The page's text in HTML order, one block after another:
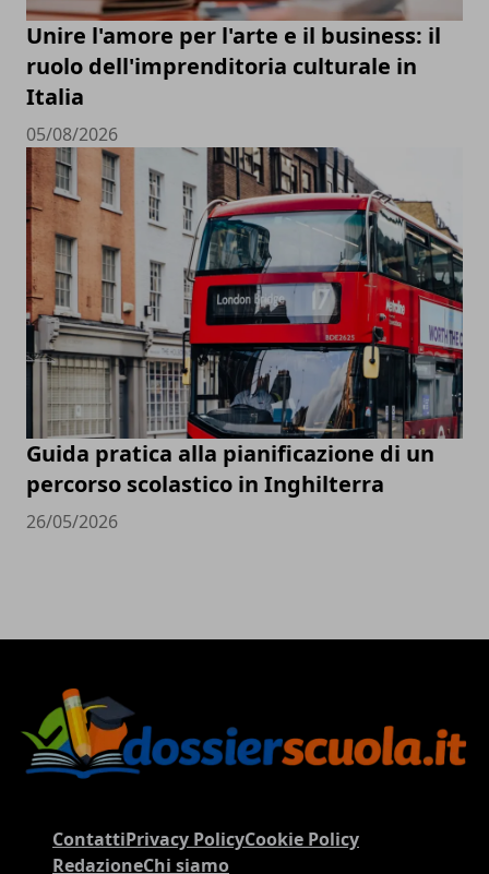
Unire l'amore per l'arte e il business: il
ruolo dell'imprenditoria culturale in
Italia
05/08/2026
Guida pratica alla pianificazione di un
percorso scolastico in Inghilterra
26/05/2026
ContattiPrivacy PolicyCookie Policy
RedazioneChi siamo